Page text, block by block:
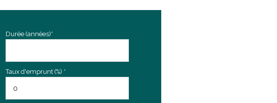
Durée (années)*
Taux d'emprunt (%) *